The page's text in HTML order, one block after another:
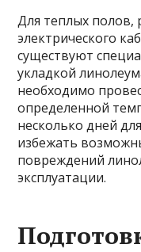
Для теплых
электрического
существуют
укладкой
необходимо
определенной
несколько дней
избежать
повреждений
эксплуатации.